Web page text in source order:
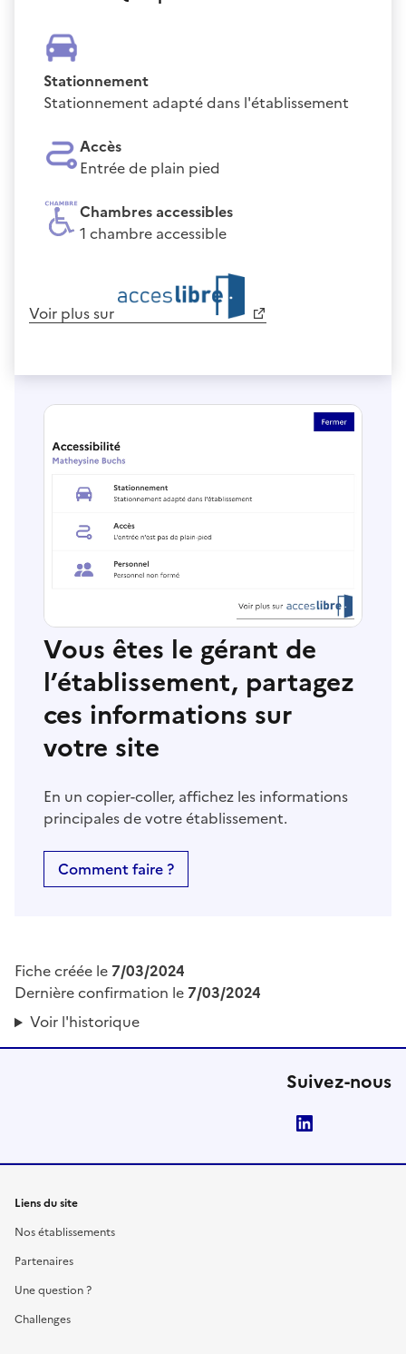
Stationnement
Stationnement adapté dans l'établissement
Accès
Entrée de plain pied
Chambres accessibles
1 chambre accessible
Voir plus sur
Vous êtes le gérant de
l’établissement, partagez
ces informations sur
votre site
En un copier-coller, affichez les informations
principales de votre établissement.
Comment faire ?
Fiche créée le 7/03/2024
Dernière confirmation le 7/03/2024
Voir l'historique
Suivez-nous
Liens du site
Nos établissements
Partenaires
Une question ?
Challenges